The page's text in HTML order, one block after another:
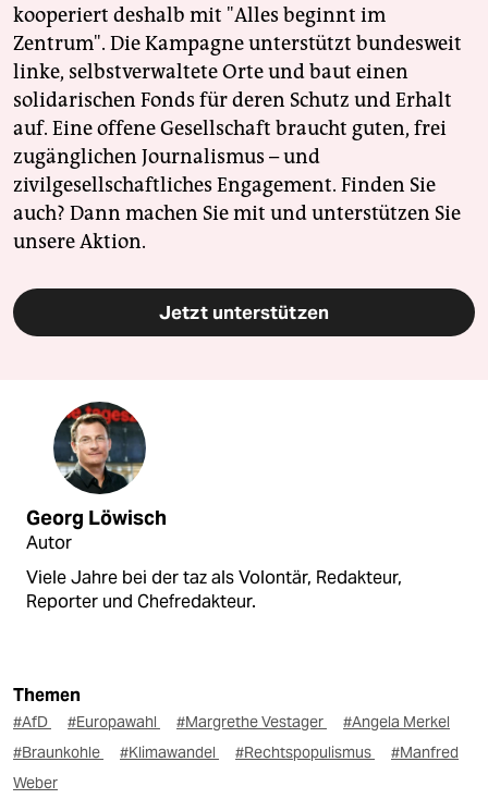
kooperiert deshalb mit "Alles beginnt im
Zentrum". Die Kampagne unterstützt bundesweit
linke, selbstverwaltete Orte und baut einen
solidarischen Fonds für deren Schutz und Erhalt
auf. Eine offene Gesellschaft braucht guten, frei
zugänglichen Journalismus – und
zivilgesellschaftliches Engagement. Finden Sie
auch? Dann machen Sie mit und unterstützen Sie
unsere Aktion.
Jetzt unterstützen
Georg Löwisch
Autor
Viele Jahre bei der taz als Volontär, Redakteur,
Reporter und Chefredakteur.
Themen
#AfD #Europawahl #Margrethe Vestager
#Angela Merkel
#Braunkohle
#Klimawandel #Rechtspopulismus
#Manfred
Weber